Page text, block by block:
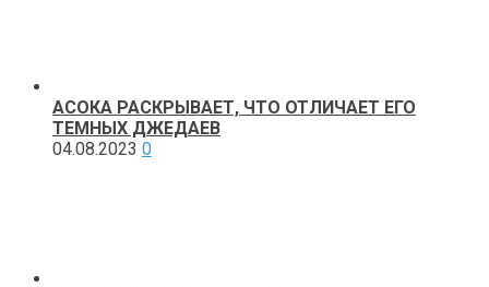
АСОКА РАСКРЫВАЕТ, ЧТО ОТЛИЧАЕТ ЕГО
ТЕМНЫХ ДЖЕДАЕВ
04.08.2023 0